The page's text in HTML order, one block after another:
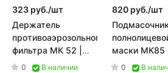
323 руб./шт
Держатель
противоаэрозольного
фильтра МК 52 |
МК
0
В наличии
820 руб./шт
маски
0
В